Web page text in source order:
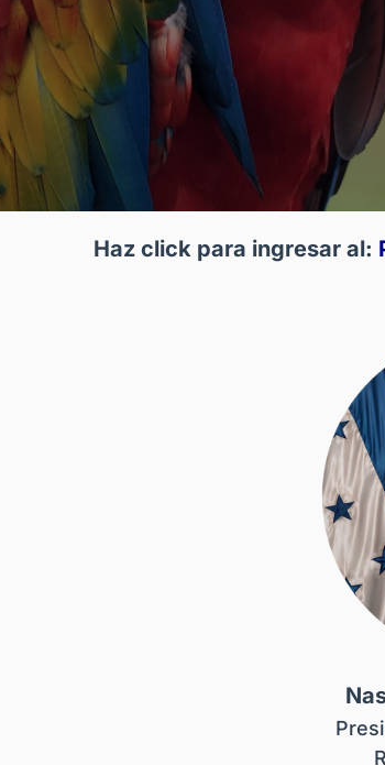
Haz click para ingresar al: